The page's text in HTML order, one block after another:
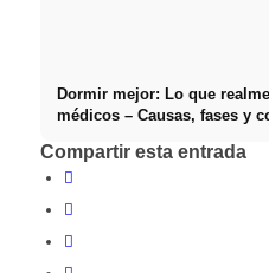
Dormir mejor: Lo que
médicos – Causas, fases y
Compartir esta entrada